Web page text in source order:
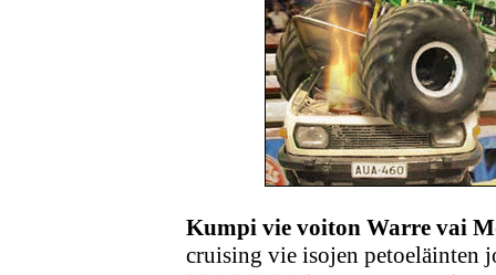
Kumpi vie voiton Warre vai
cruising vie isojen petoeläinten